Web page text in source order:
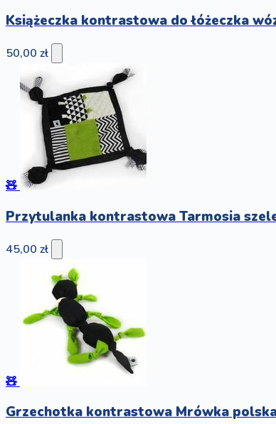
Książeczka kontrastowa do łóżeczka
50,00 zł
🧸
Przytulanka kontrastowa Tarmosia
45,00 zł
🧸
Grzechotka kontrastowa Mrówka